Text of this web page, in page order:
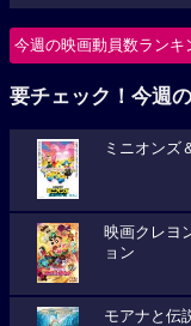
今週の映画動員数ランキ
要チェック！今週
ミニオンズ
映画クレヨ
ョン
モアナと伝